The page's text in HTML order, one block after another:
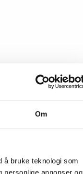
Om
å bruke teknologi som
personlige annonser og